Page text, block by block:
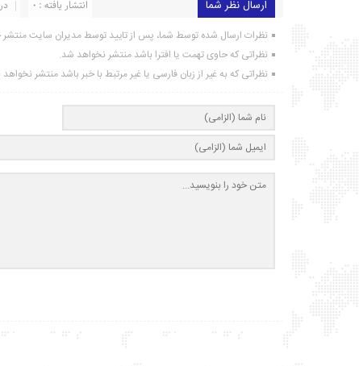
ارسال نظر شما انتشار یافته : ۰
نظرات ارسال شده توسط شما، پس از تایید توسط مدیران سایت
نظراتی که حاوی تهمت یا افترا باشد منتشر نخواهد شد.
نظراتی که به غیر از زبان فارسی یا غیر مرتبط با خبر باشد منتشر